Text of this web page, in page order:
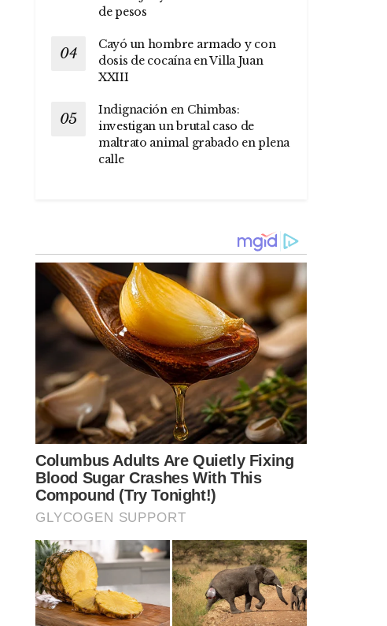
de pesos
Cayó un hombre armado y con
dosis de cocaína en Villa Juan
XXIII
Indignación en Chimbas:
investigan un brutal caso de
maltrato animal grabado en plena
calle